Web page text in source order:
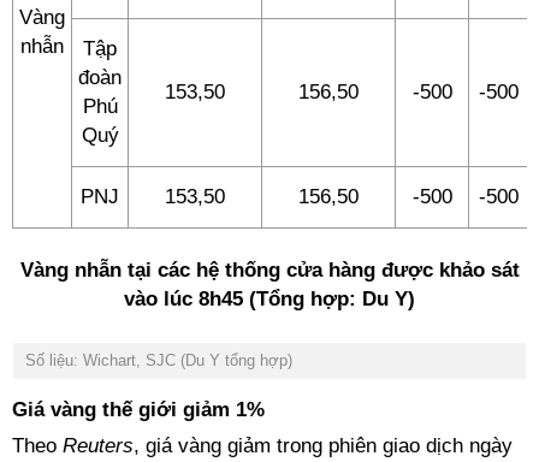
Vàng
nhẫn
Tập
đoàn
Phú
Quý
153,50 156,50 -500 -500
PNJ 153,50 156,50 -500 -500
Vàng nhẫn tại các hệ thống cửa hàng được khảo sát
vào lúc 8h45 (Tổng hợp: Du Y)
Số liệu: Wichart, SJC (Du Y tổng hợp)
Giá vàng thế giới giảm 1%
Theo Reuters, giá vàng giảm trong phiên giao dịch ngày